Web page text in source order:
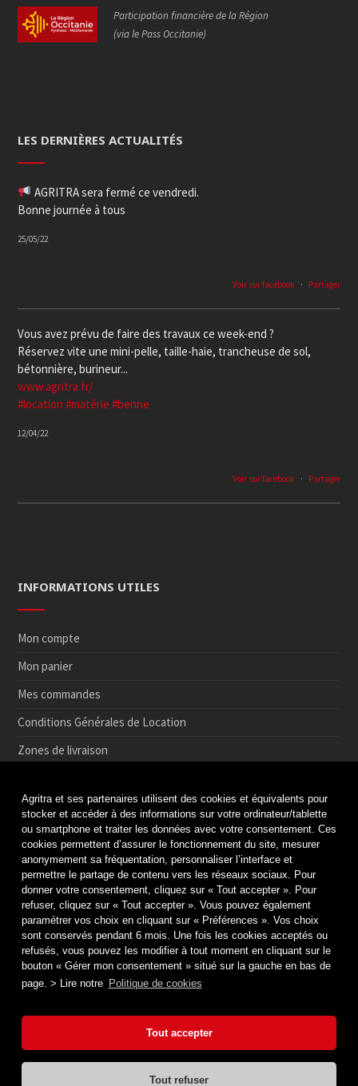
Participation financière de la Région
(via le Pass Occitanie)
LES DERNIÈRES ACTUALITÉS
AGRITRA sera fermé ce vendredi.
Bonne journée à tous
25/05/22
Voir sur facebook · Partager
Vous avez prévu de faire des travaux ce week-end ?
Réservez vite une mini-pelle, taille-haie, trancheuse de sol,
bétonnière, burineur...
www.agritra.fr/
#location #matérie #benne
12/04/22
Voir sur facebook · Partager
INFORMATIONS UTILES
Mon compte
Mon panier
Mes commandes
Conditions Générales de Location
Zones de livraison
Paiement sécurisé
Médiation de la consommation
Protection des données
Politique de cookies
Mentions légales & Crédits
Agritra et ses partenaires utilisent des cookies et équivalents pour
stocker et accéder à des informations sur votre ordinateur/tablette
ou smartphone et traiter les données avec votre consentement. Ces
cookies permettent d’assurer le fonctionnement du site, mesurer
anonymement sa fréquentation, personnaliser l’interface et
permettre le partage de contenu vers les réseaux sociaux. Pour
donner votre consentement, cliquez sur « Tout accepter ». Pour
refuser, cliquez sur « Tout accepter ». Vous pouvez également
paramétrer vos choix en cliquant sur « Préférences ». Vos choix
sont conservés pendant 6 mois. Une fois les cookies acceptés ou
refusés, vous pouvez les modifier à tout moment en cliquant sur le
bouton « Gérer mon consentement » situé sur la gauche en bas de
page. > Lire notre Politique de cookies
Tout accepter
Tout refuser